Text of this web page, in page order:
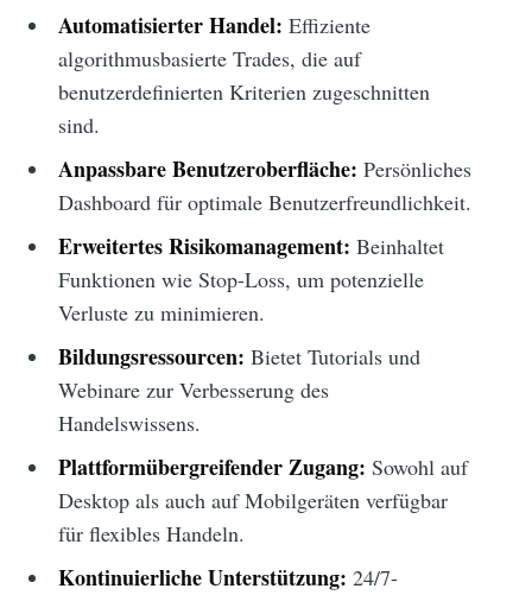
Automatisierter Handel: Effiziente
algorithmusbasierte Trades, die auf
benutzerdefinierten Kriterien zugeschnitten
sind.
Anpassbare Benutzeroberfläche: Persönliches
Dashboard für optimale Benutzerfreundlichkeit.
Erweitertes Risikomanagement: Beinhaltet
Funktionen wie Stop-Loss, um potenzielle
Verluste zu minimieren.
Bildungsressourcen: Bietet Tutorials und
Webinare zur Verbesserung des
Handelswissens.
Plattformübergreifender Zugang: Sowohl auf
Desktop als auch auf Mobilgeräten verfügbar
für flexibles Handeln.
Kontinuierliche Unterstützung: 24/7-